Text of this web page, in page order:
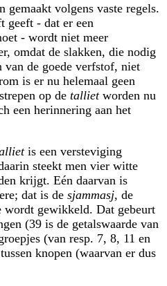
gemaakt volgens vaste regels.
geeft - dat er een
- wordt niet meer
omdat de slakken, die nodig
de goede verfstof, niet
is er nu helemaal geen
op de tallietworden nu
een herinnering aan het
is een versteviging
steekt men vier witte
krijgt. Eén daarvan is
dat is de sjammasj, de
wordt gewikkeld. Dat gebeurt
(39 is de getalswaarde van
(van resp. 7, 8, 11 en
knopen (waarvan er dus